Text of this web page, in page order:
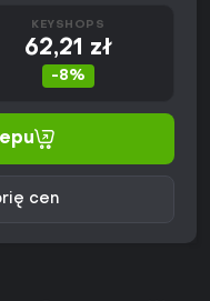
KEYSHOPS
62,21 zł
-8%
cen